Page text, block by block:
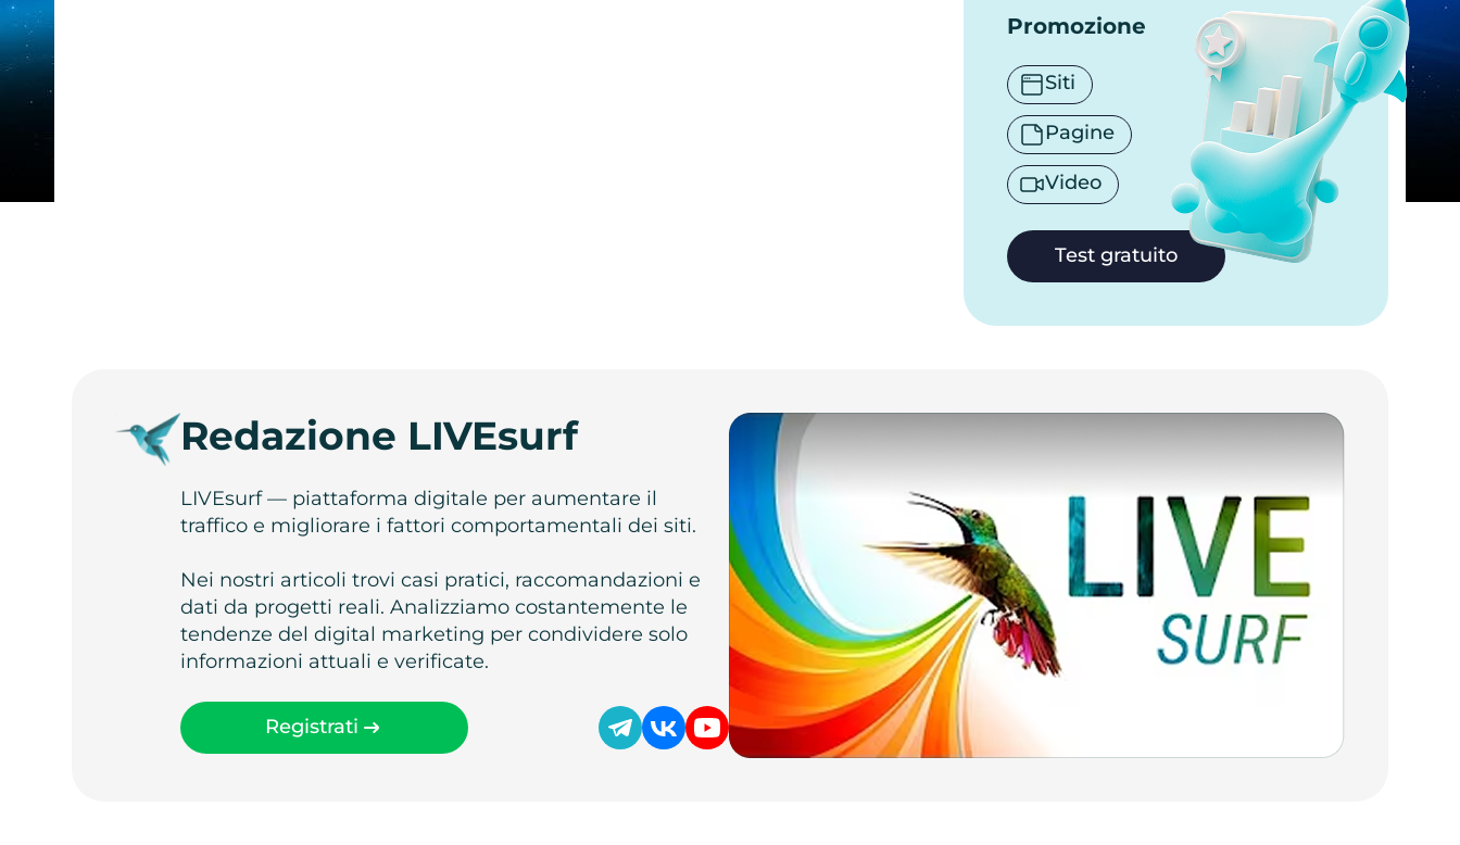
Promozione
Siti
Pagine
Video
Test gratuito
Redazione LIVEsurf
LIVEsurf — piattaforma digitale per aumentare il
traffico e migliorare i fattori comportamentali dei siti.
Nei nostri articoli trovi casi pratici, raccomandazioni e
dati da progetti reali. Analizziamo costantemente le
tendenze del digital marketing per condividere solo
informazioni attuali e verificate.
Registrati